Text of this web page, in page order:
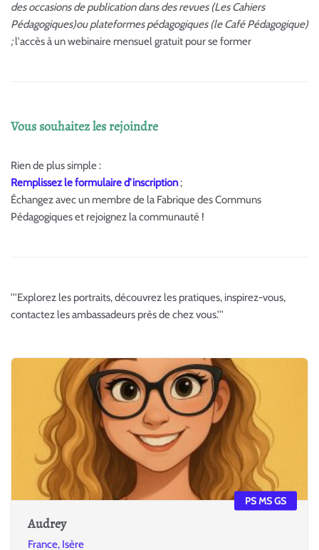
des occasions de publication dans des revues (Les Cahiers
Pédagogiques)ou plateformes pédagogiques (le Café Pédagogique)
;l'accès à un webinaire mensuel gratuit pour se former
Vous souhaitez les rejoindre
Rien de plus simple :
Remplissez le formulaire d’inscription;
Échangez avec un membre de la Fabrique des Communs
Pédagogiques et rejoignez la communauté !
'''Explorez les portraits, découvrez les pratiques, inspirez-vous,
contactez les ambassadeurs près de chez vous.'''
Audrey
France, Isère
PS MS GS